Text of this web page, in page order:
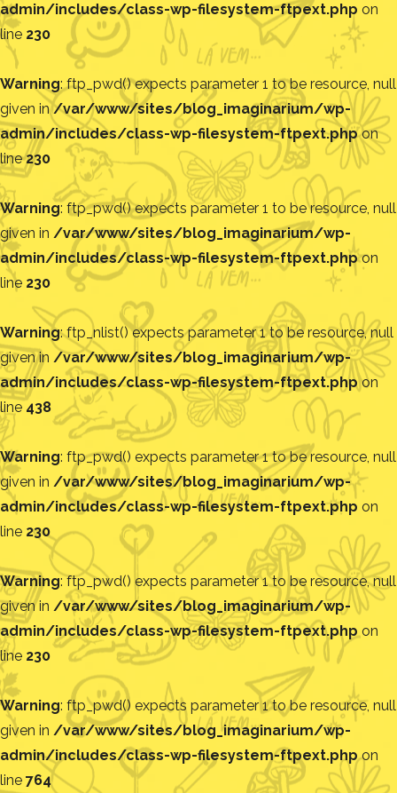
admin/includes/class-wp-filesystem-ftpext.php on
line 230
Warning: ftp_pwd() expects parameter 1 to be resource, null
given in/var/www/sites/blog_imaginarium/wp-
admin/includes/class-wp-filesystem-ftpext.phpon
line230
Warning: ftp_pwd() expects parameter 1 to be resource, null
given in /var/www/sites/blog_imaginarium/wp-
admin/includes/class-wp-filesystem-ftpext.phpon
line 230
Warning: ftp_nlist() expects parameter 1 to be resource, null
given in /var/www/sites/blog_imaginarium/wp-
admin/includes/class-wp-filesystem-ftpext.phpon
line 438
Warning: ftp_pwd() expects parameter 1 to be resource, null
given in /var/www/sites/blog_imaginarium/wp-
admin/includes/class-wp-filesystem-ftpext.php on
line 230
Warning: ftp_pwd() expects parameter 1 to be resource, null
given in /var/www/sites/blog_imaginarium/wp-
admin/includes/class-wp-filesystem-ftpext.php on
line 230
Warning: ftp_pwd() expects parameter 1 to be resource, null
given in /var/www/sites/blog_imaginarium/wp-
admin/includes/class-wp-filesystem-ftpext.phpon
line 764